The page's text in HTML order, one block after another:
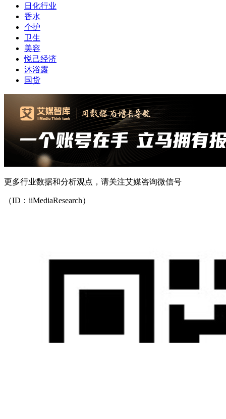
日化行业
香水
个护
卫生
美容
悦己经济
沐浴露
国货
更多行业数据和分析观点，请关注艾媒咨询微信号
（ID：iiMediaResearch）